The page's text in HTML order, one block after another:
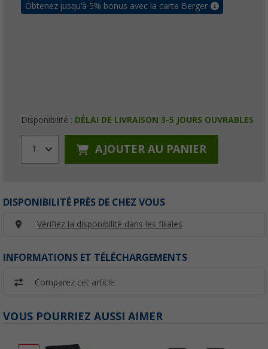
Obtenez jusqu'à 5% bonus avec la carte Berger
Disponibilité : DÉLAI DE LIVRAISON 3-5 JOURS OUVRABLES
1 AJOUTER AU PANIER
DISPONIBILITÉ PRÈS DE CHEZ VOUS
Vérifiez la disponibilité dans les filiales
INFORMATIONS ET TÉLÉCHARGEMENTS
Comparez cet article
VOUS POURRIEZ AUSSI AIMER